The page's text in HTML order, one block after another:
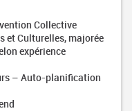
Collective
et Culturelles, majorée
expérience
– Auto-planification